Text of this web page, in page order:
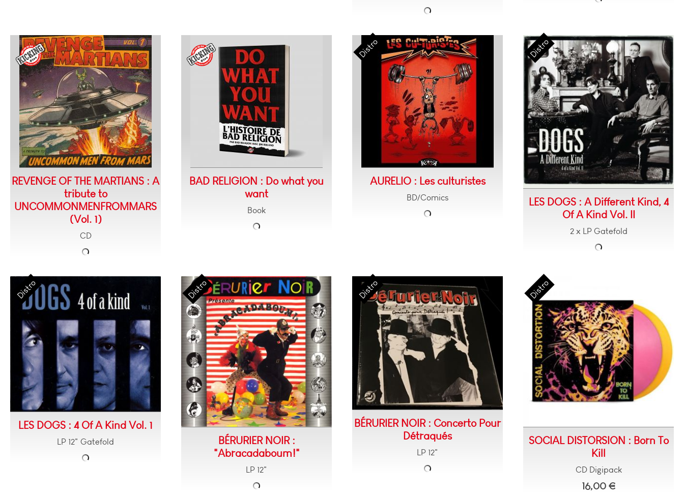
REVENGE OF THE MARTIANS : A
tribute to
UNCOMMONMENFROMMARS
(Vol. 1)
CD
BAD RELIGION : Do what you
want
Book
AURELIO : Les culturistes
BD/Comics
LES DOGS : A Different Kind, 4
Of A Kind Vol. II
2 x LP Gatefold
LES DOGS : 4 Of A Kind Vol. 1
LP 12" Gatefold
BÉRURIER NOIR :
"Abracadaboum!"
LP 12"
BÉRURIER NOIR : Concerto Pour
Détraqués
LP 12"
SOCIAL DISTORSION : Born To
Kill
CD Digipack
16,00 €